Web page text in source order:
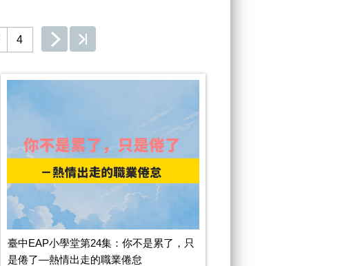
4
臺中EAP小學堂第24集：你不是累了，只
是倦了—熱情出走的職業倦怠